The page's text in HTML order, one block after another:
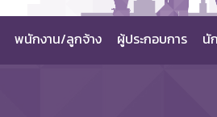
พนักงาน/ลูกจ้าง ผู้ประกอบการ นั